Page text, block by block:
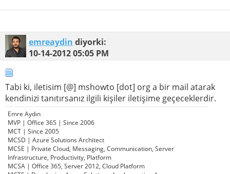
emreaydin diyorki:
10-14-201205:05 PM
Tabi ki, iletisim [@] mshowto [dot] org a bir mail atarak
kendinizi tanıtırsanız ilgili kişiler iletişime geçeceklerdir.
Emre Aydın
MVP | Office 365 | Since 2006
MCT | Since 2005
MCSD | Azure Solutions Architect
MCSE | Private Cloud, Messaging, Communication, Server
Infrastructure, Productivity, Platform
MCSA | Office 365, Server 2012, Cloud Platform